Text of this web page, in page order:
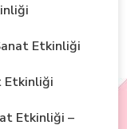
Etkinliği
Etkinliği
Etkinliği –